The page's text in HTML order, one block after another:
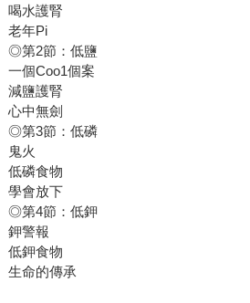
喝水護腎
老年Pi
◎第2節：低鹽
一個Coo1個案
減鹽護腎
心中無劍
◎第3節：低磷
鬼火
低磷食物
學會放下
◎第4節：低鉀
鉀警報
低鉀食物
生命的傳承